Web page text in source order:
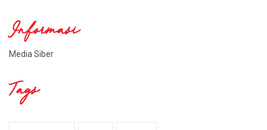
Informasi
Media Siber
Tags